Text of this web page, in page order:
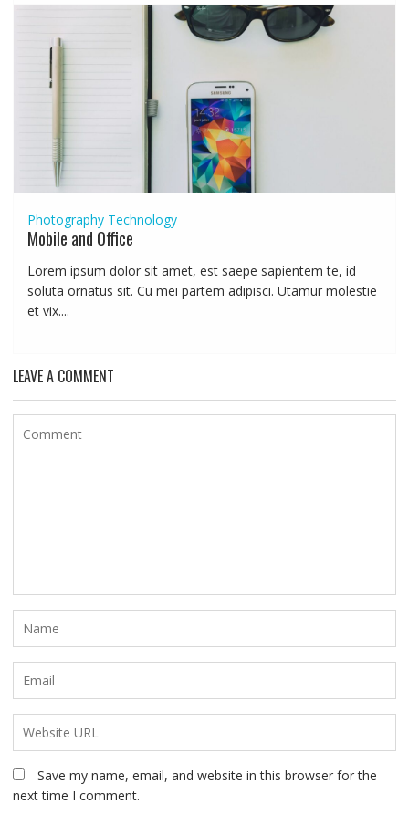
Photography Technology
Mobile and Office
Lorem ipsum dolor sit amet, est saepe sapientem te, id
soluta ornatus sit. Cu mei partem adipisci. Utamur molestie
et vix....
LEAVE A COMMENT
Save my name, email, and website in this browser for the
next time I comment.